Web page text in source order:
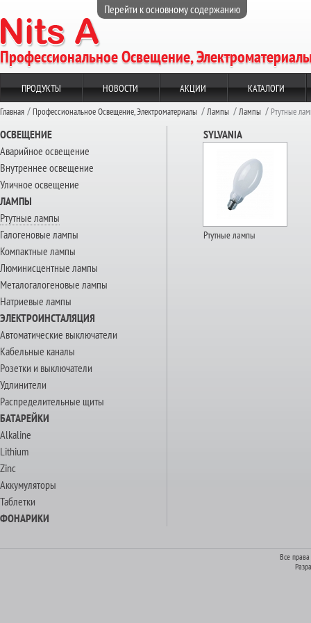
Перейти к основному содержанию
Профессиональное Освещение,
ПРОДУКТЫ НОВОСТИ АКЦИИ КАТАЛОГИ
Главная Профессиональное Освещение, Электроматериалы Лампы Лампы Ртутные
ОСВЕЩЕНИЕ
Аварийное освещение
Внутреннее освещение
Уличное освещение
ЛАМПЫ
Ртутные лампы
Галогеновые лампы
Компактные лампы
Люминисцентные лампы
Металогалогеновые лампы
Натриевые лампы
ЭЛЕКТРОИНСТАЛЯЦИЯ
Автоматические выключатели
Кабельные каналы
Розетки и выключатели
Удлинители
Распределительные щиты
БАТАРЕЙКИ
Alkaline
Lithium
Zinc
Аккумуляторы
Таблетки
ФОНАРИКИ
SYLVANIA
Ртутные лампы
Все